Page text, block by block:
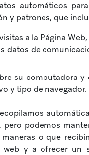
automáticos
y patrones, que
a la Página
datos de
su computadora
y tipo de navegador.
pero podemos
o que
web y a ofrecer un